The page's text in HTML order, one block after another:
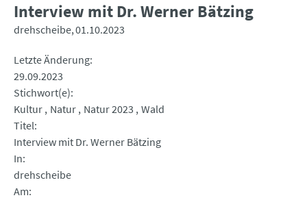
Interview mit Dr. Werner Bätzing
drehscheibe 01.10.2023
Letzte Änderung
29.09.2023
Stichwort(e)
Kultur Natur Natur 2023 Wald
Titel
Interview mit Dr. Werner Bätzing
In
drehscheibe
Am